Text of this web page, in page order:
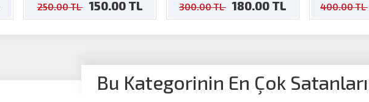
250.00 TL 150.00 TL 300.00 TL 180.00 TL 400.00 TL
Bu Kategorinin En Çok Satanları